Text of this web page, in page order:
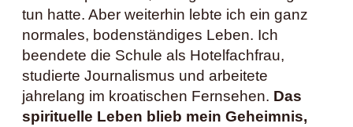
tun hatte. Aber weiterhin lebte ich ein ganz
normales, bodenständiges Leben. Ich
beendete die Schule als Hotelfachfrau,
studierte Journalismus und arbeitete
jahrelang im kroatischen Fernsehen. Das
spirituelle Leben blieb mein Geheimnis,